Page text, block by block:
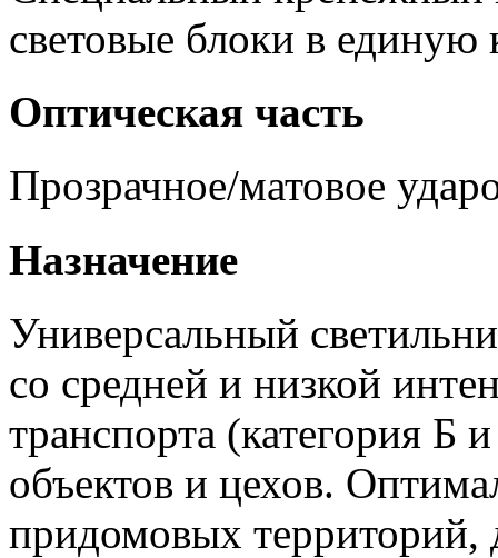
световые блоки в единую
Оптическая часть
Прозрачное/матовое
Назначение
Универсальный
со средней и низкой
транспорта (категория Б
объектов и цехов.
придомовых территорий,